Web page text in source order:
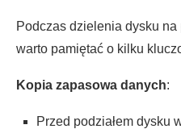
Podczas dzielenia dysku
warto pamiętać o kilku
Kopia zapasowa danych:
Przed podziałem dysku